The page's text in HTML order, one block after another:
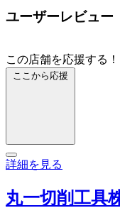
ユーザーレビュー
この店舗を応援する！
ここから応援
詳細を見る
丸一切削工具